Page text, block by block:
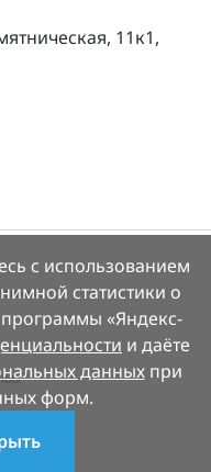
11к1,
с использованием
статистики о
«Яндекс-
и даёте
данныхпри
форм.